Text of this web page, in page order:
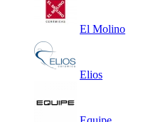
El Molino
Elios